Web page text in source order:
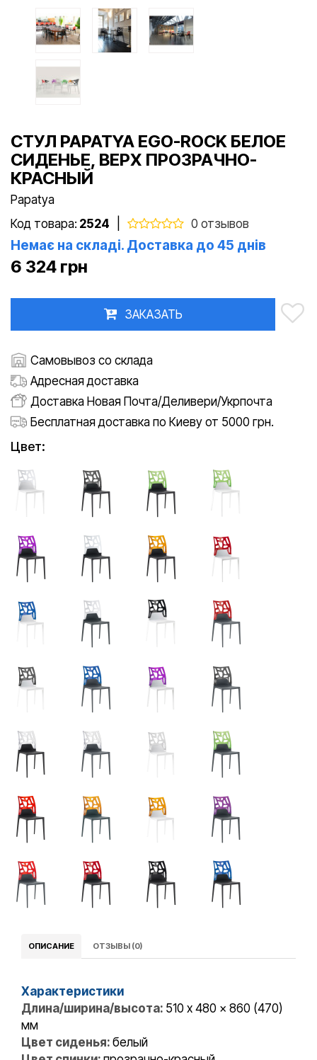
СТУЛ PAPATYA EGO-ROCK БЕЛОЕ
СИДЕНЬЕ, ВЕРХ ПРОЗРАЧНО-
КРАСНЫЙ
Papatya
Код товара: 2524 0 отзывов
Немає на складі. Доставка до 45 днів
6 324 грн
ЗАКАЗАТЬ
Самовывоз со склада
Адресная доставка
Доставка Новая Почта/Деливери/Укрпочта
Бесплатная доставка по Киеву от 5000 грн.
Цвет:
ОПИСАНИЕ ОТЗЫВЫ (0)
Характеристики
Длина/ширина/высота: 510 x 480 x 860 (470)
мм
Цвет сиденья: белый